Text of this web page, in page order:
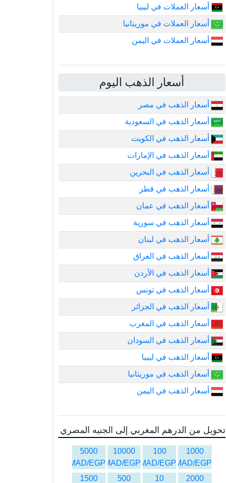
أسعار العملات في ليبيا
أسعار العملات في موريتانيا
أسعار العملات في اليمن
أسعار الذهب اليوم
أسعار الذهب في مصر
أسعار الذهب في السعودية
أسعار الذهب في الكويت
أسعار الذهب في الإمارات
أسعار الذهب في البحرين
أسعار الذهب في قطر
أسعار الذهب في عمان
أسعار الذهب في سورية
أسعار الذهب في لبنان
أسعار الذهب في العراق
أسعار الذهب في الأردن
أسعار الذهب في تونس
أسعار الذهب في الجزائر
أسعار الذهب في المغرب
أسعار الذهب في السودان
أسعار الذهب في ليبيا
أسعار الذهب في موريتانيا
أسعار الذهب في اليمن
تحويل من الدرهم المغربي إلى الجنيه المصري
1000
MAD/EGP
100
MAD/EGP
10000
MAD/EGP
5000
MAD/EGP
2000
10
500
1500